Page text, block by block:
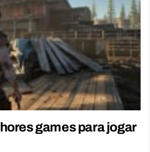
games para jogar